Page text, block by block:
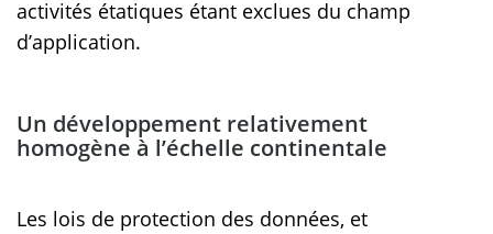
activités étatiques étant exclues du champ
d’application.
Un développement relativement
homogène à l’échelle continentale
Les lois de protection des données, et